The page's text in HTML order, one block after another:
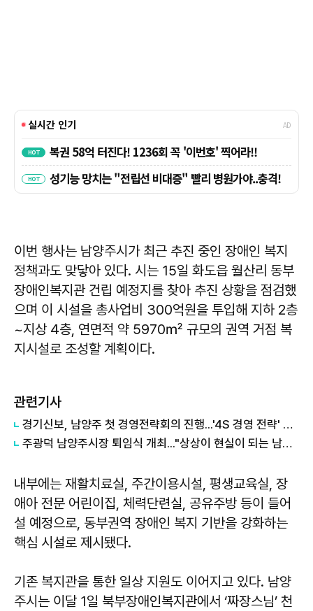
이번 행사는 남양주시가 최근 추진 중인 장애인 복지
정책과도 맞닿아 있다. 시는 15일 화도읍 월산리 동부
장애인복지관 건립 예정지를 찾아 추진 상황을 점검했
으며 이 시설을 총사업비 300억원을 투입해 지하 2층
~지상 4층, 연면적 약 5970㎡ 규모의 권역 거점 복
지시설로 조성할 계획이다.
관련기사
경기신보, 남양주 첫 경영전략회의 진행...'4S 경영 전략' 속도
주광덕 남양주시장 퇴임식 개최..."상상이 현실이 되는 남양주 위해 달려왔다"
내부에는 재활치료실, 주간이용시설, 평생교육실, 장
애아 전문 어린이집, 체력단련실, 공유주방 등이 들어
설 예정으로, 동부권역 장애인 복지 기반을 강화하는
핵심 시설로 제시됐다.
기존 복지관을 통한 일상 지원도 이어지고 있다. 남양
주시는 이달 1일 북부장애인복지관에서 ‘짜장스님’ 천